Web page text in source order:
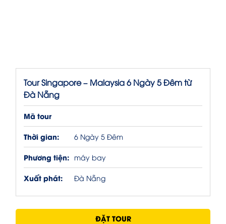
Tour Singapore – Malaysia 6 Ngày 5 Đêm từ
Đà Nẵng
Mã tour
Thời gian:
6 Ngày 5 Đêm
Phương tiện: máy bay
Xuất phát: Đà Nẵng
ĐẶT TOUR